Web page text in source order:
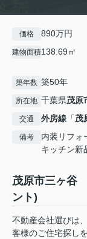
価格 890万円
建物面積138.69㎡
築年数 築50年
所在地 千葉県茂原
交通 外房線 「茂
備考
内装リフォ
キッチン新
茂原市三ヶ谷
ント)
不動産会社選びは
客様のご住宅探し